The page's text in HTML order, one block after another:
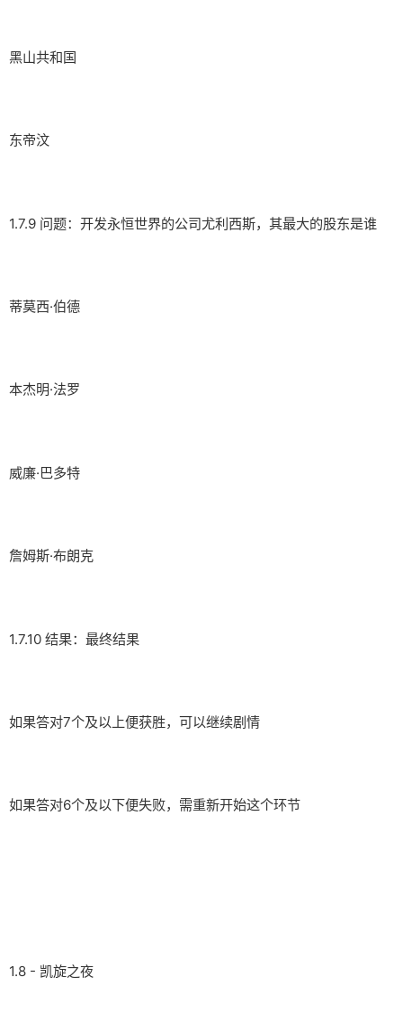
黑山共和国
东帝汶
1.7.9 问题：开发永恒世界的公司尤利西斯，其最大的股东是谁
蒂莫西·伯德
本杰明·法罗
威廉·巴多特
詹姆斯·布朗克
1.7.10 结果：最终结果
如果答对7个及以上便获胜，可以继续剧情
如果答对6个及以下便失败，需重新开始这个环节
1.8 - 凯旋之夜